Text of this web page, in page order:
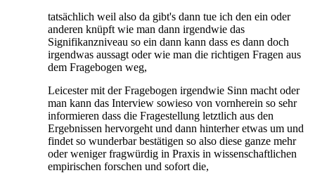
tatsächlich weil also da gibt's dann tue ich den ein oder
anderen knüpft wie man dann irgendwie das
Signifikanzniveau so ein dann kann dass es dann doch
irgendwas aussagt oder wie man die richtigen Fragen aus
dem Fragebogen weg,
Leicester mit der Fragebogen irgendwie Sinn macht oder
man kann das Interview sowieso von vornherein so sehr
informieren dass die Fragestellung letztlich aus den
Ergebnissen hervorgeht und dann hinterher etwas um und
findet so wunderbar bestätigen so also diese ganze mehr
oder weniger fragwürdig in Praxis in wissenschaftlichen
empirischen forschen und sofort die,